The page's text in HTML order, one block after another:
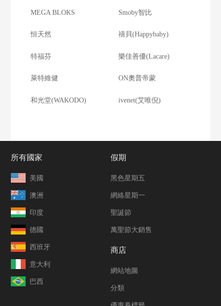
MEGA BLOKS Smoby智比
恒天然 禧貝(Happybaby)
特福芬 樂佳善優(Lacare)
萊特維健 ON奧普帝蒙
和光堂(WAKODO) ivenet(艾唯倪)
所有國家
美國
澳洲
印度
德國
西班牙
意大利
巴西
假期
黑色星期五
網絡星期一
聖誕節
萬聖節大銷售
商店
網站地圖
分類